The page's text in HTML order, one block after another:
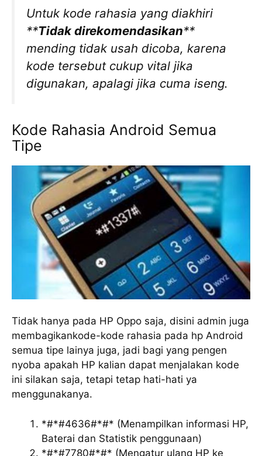
Untuk kode rahasia yang diakhiri
**Tidak direkomendasikan**
mending tidak usah dicoba, karena
kode tersebut cukup vital jika
digunakan, apalagi jika cuma iseng.
Kode Rahasia Android Semua
Tipe
Tidak hanya pada HP Oppo saja, disini admin juga
membagikankode-kode rahasia pada hp Android
semua tipe lainya juga, jadi bagi yang pengen
nyoba apakah HP kalian dapat menjalakan kode
ini silakan saja, tetapi tetap hati-hati ya
menggunakanya.
*#*#4636#*#* (Menampilkan informasi HP,
Baterai dan Statistik penggunaan)
*#*#7780#*#* (Mengatur ulang HP ke